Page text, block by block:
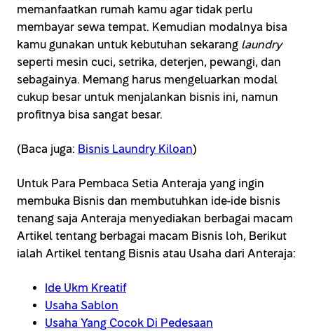
memanfaatkan rumah kamu agar tidak perlu
membayar sewa tempat. Kemudian modalnya bisa
kamu gunakan untuk kebutuhan sekarang laundry
seperti mesin cuci, setrika, deterjen, pewangi, dan
sebagainya. Memang harus mengeluarkan modal
cukup besar untuk menjalankan bisnis ini, namun
profitnya bisa sangat besar.
(Baca juga: Bisnis Laundry Kiloan)
Untuk Para Pembaca Setia Anteraja yang ingin
membuka Bisnis dan membutuhkan ide-ide bisnis
tenang saja Anteraja menyediakan berbagai macam
Artikel tentang berbagai macam Bisnis loh, Berikut
ialah Artikel tentang Bisnis atau Usaha dari Anteraja:
Ide Ukm Kreatif
Usaha Sablon
Usaha Yang Cocok Di Pedesaan